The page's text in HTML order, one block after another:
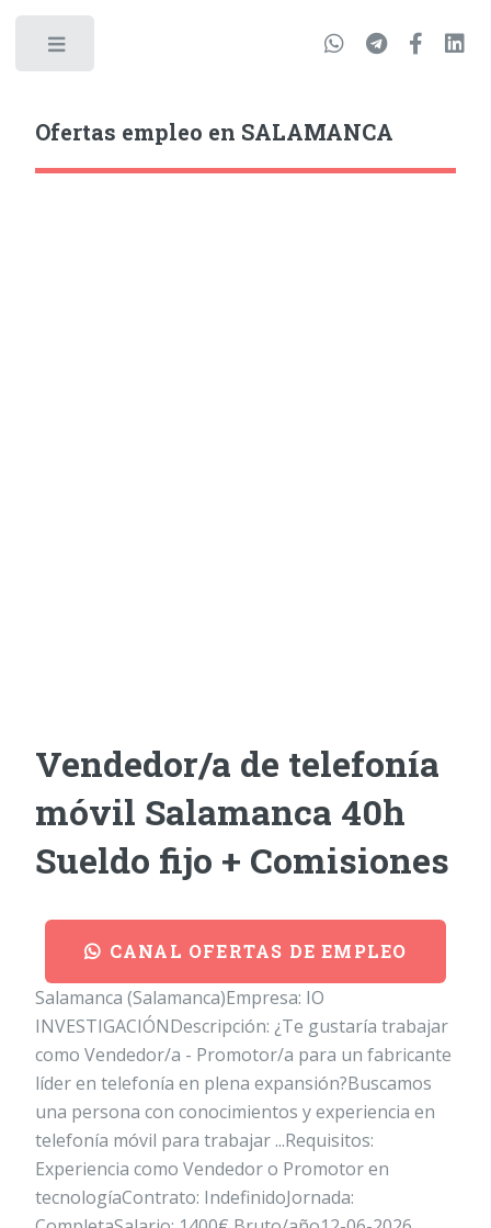
Ofertas empleo en SALAMANCA
Vendedor/a de telefonía
móvil Salamanca 40h
Sueldo fijo + Comisiones
CANAL OFERTAS DE EMPLEO
Salamanca (Salamanca)Empresa: IO
INVESTIGACIÓNDescripción: ¿Te gustaría trabajar
como Vendedor/a - Promotor/a para un fabricante
líder en telefonía en plena expansión?Buscamos
una persona con conocimientos y experiencia en
telefonía móvil para trabajar ...Requisitos:
Experiencia como Vendedor o Promotor en
tecnologíaContrato: IndefinidoJornada: